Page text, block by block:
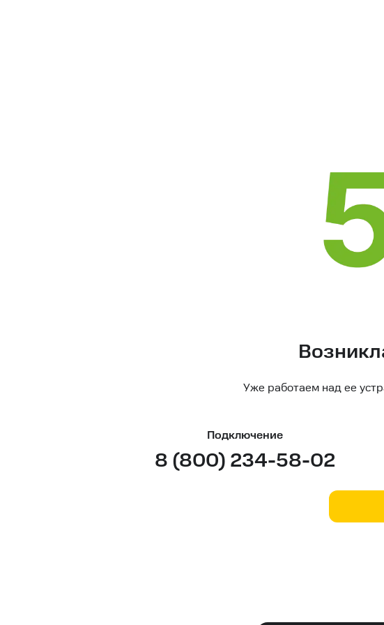
Уже работаем над ее
Подключение
8 (800) 234-58-02